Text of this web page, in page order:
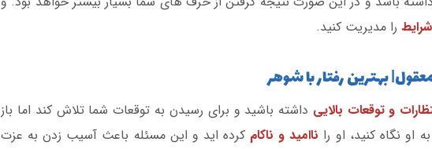
را مدیریت کنید.
و توقعات بالایی داشته باشید و برای رسیدن به توقعات شما تلاش کند اما باز
نگاه کنید، او را ناامید و ناکام کرده اید و این مسئله باعث آسیب زدن به عزت